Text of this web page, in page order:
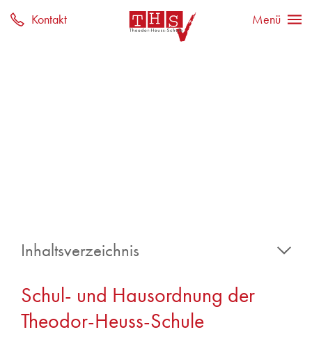
Inhaltsverzeichnis
2. Das Schulgesetz des Landes Nordrhein-Westfalen
(SchG NRW)
Schul- und Hausordnung der
Theodor-Heuss-Schule